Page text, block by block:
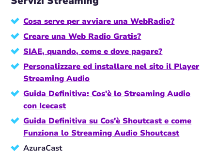
Cosa serve per avviare una WebRadio?
Creare una Web Radio Gratis?
SIAE, quando, come e dove pagare?
Personalizzare ed installare nel sito il Player
Streaming Audio
Guida Definitiva: Cos'è lo Streaming Audio
con Icecast
Guida Definitiva su Cos'è Shoutcast e come
Funziona lo Streaming Audio Shoutcast
AzuraCast